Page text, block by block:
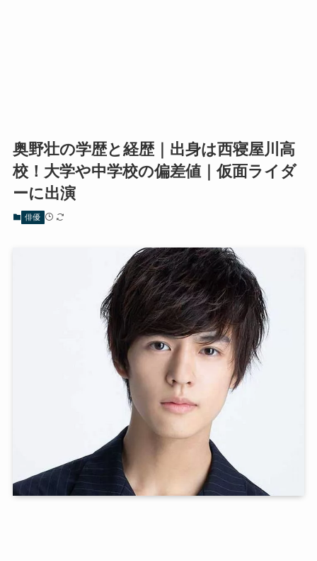
奥野壮の学歴と経歴｜出身は西寝屋川高
校！大学や中学校の偏差値｜仮面ライダ
ーに出演
俳優